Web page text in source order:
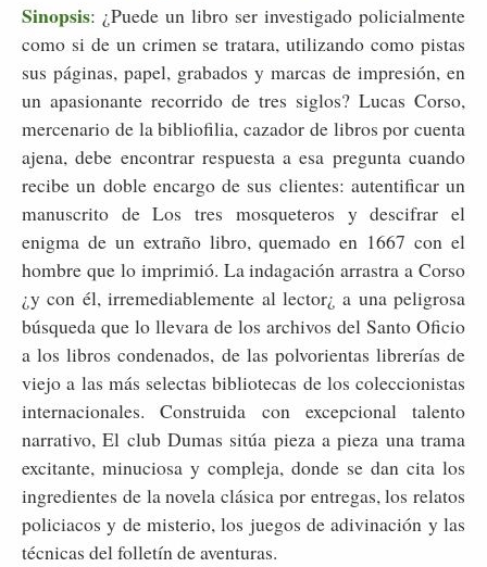
Sinopsis: ¿Puede un libro ser investigado policialmente
como si de un crimen se tratara, utilizando como pistas
sus páginas, papel, grabados y marcas de impresión, en
un apasionante recorrido de tres siglos? Lucas Corso,
mercenario de la bibliofilia, cazador de libros por cuenta
ajena, debe encontrar respuesta a esa pregunta cuando
recibe un doble encargo de sus clientes: autentificar un
manuscrito de Los tres mosqueteros y descifrar el
enigma de un extraño libro, quemado en 1667 con el
hombre que lo imprimió. La indagación arrastra a Corso
¿y con él, irremediablemente al lector¿ a una peligrosa
búsqueda que lo llevara de los archivos del Santo Oficio
a los libros condenados, de las polvorientas librerías de
viejo a las más selectas bibliotecas de los coleccionistas
internacionales. Construida con excepcional talento
narrativo, El club Dumas sitúa pieza a pieza una trama
excitante, minuciosa y compleja, donde se dan cita los
ingredientes de la novela clásica por entregas, los relatos
policiacos y de misterio, los juegos de adivinación y las
técnicas del folletín de aventuras.